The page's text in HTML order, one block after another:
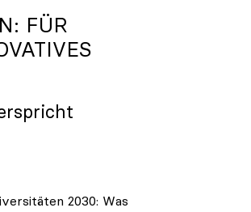
FÜR
2030: Was